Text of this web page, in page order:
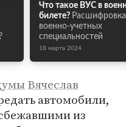
Что такое ВУС в
билете?
военно-учетных
специальностей
18 марта 2024
Вячеслав
автомобили,
из